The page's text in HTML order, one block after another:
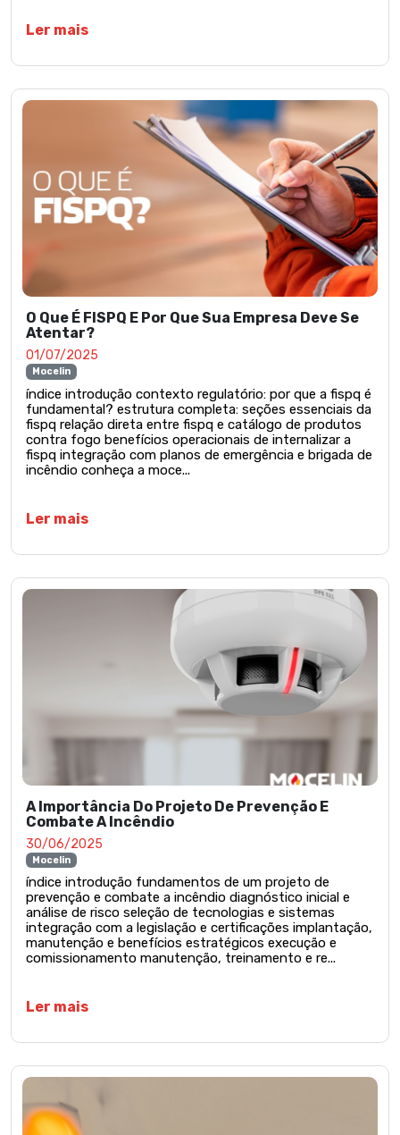
Ler mais
O Que É FISPQ E Por Que Sua Empresa Deve Se
Atentar?
01/07/2025
Mocelin
índice introdução contexto regulatório: por que a fispq é
fundamental? estrutura completa: seções essenciais da
fispq relação direta entre fispq e catálogo de produtos
contra fogo benefícios operacionais de internalizar a
fispq integração com planos de emergência e brigada de
incêndio conheça a moce...
Ler mais
A Importância Do Projeto De Prevenção E
Combate A Incêndio
30/06/2025
Mocelin
índice introdução fundamentos de um projeto de
prevenção e combate a incêndio diagnóstico inicial e
análise de risco seleção de tecnologias e sistemas
integração com a legislação e certificações implantação,
manutenção e benefícios estratégicos execução e
comissionamento manutenção, treinamento e re...
Ler mais